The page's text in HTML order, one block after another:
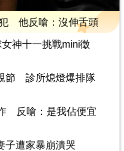
他反嗆：沒伸舌頭
神十一挑戰mini徵
節 診所熄燈爆排隊
反嗆：是我佔便宜
遭家暴崩潰哭